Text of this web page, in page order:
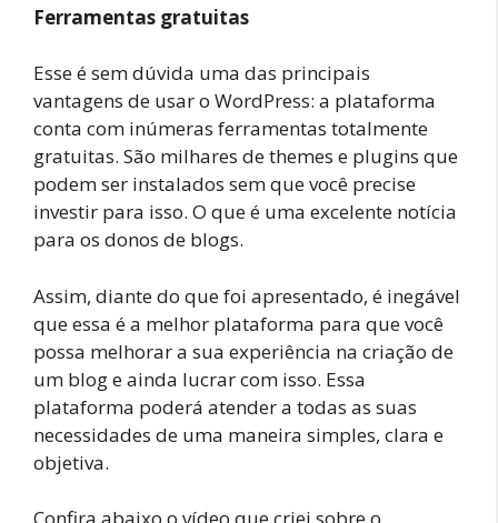
Ferramentas gratuitas
Esse é sem dúvida uma das principais
vantagens de usar o WordPress: a plataforma
conta com inúmeras ferramentas totalmente
gratuitas. São milhares de themes e plugins que
podem ser instalados sem que você precise
investir para isso. O que é uma excelente notícia
para os donos de blogs.
Assim, diante do que foi apresentado, é inegável
que essa é a melhor plataforma para que você
possa melhorar a sua experiência na criação de
um blog e ainda lucrar com isso. Essa
plataforma poderá atender a todas as suas
necessidades de uma maneira simples, clara e
objetiva.